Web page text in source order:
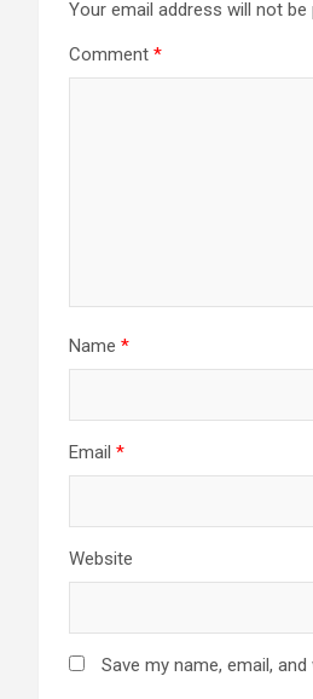
Your email address will not be
Comment *
Name *
Email *
Website
Save my name, email,